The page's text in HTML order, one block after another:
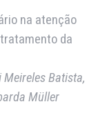
na atenção
da
Meireles Batista,
Müller